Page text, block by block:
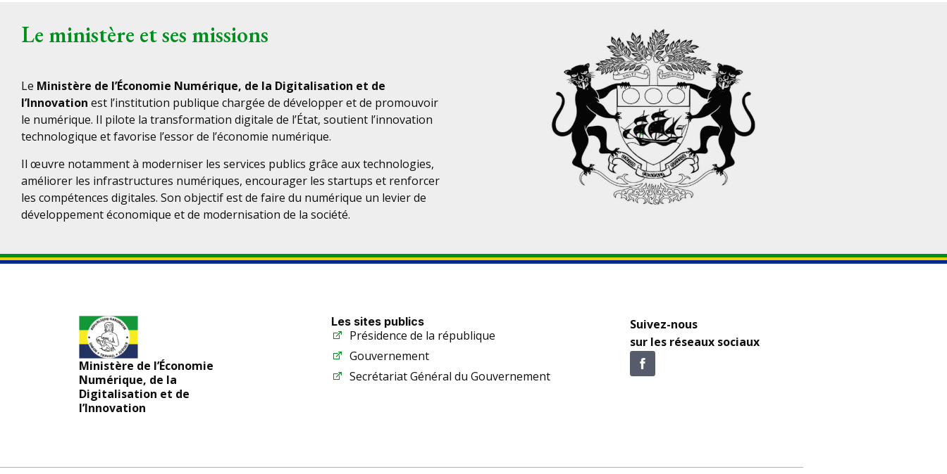
Le ministère et ses missions
Le Ministère de l’Économie Numérique, de la Digitalisation et de
l’Innovation est l’institution publique chargée de développer et de promouvoir
le numérique. Il pilote la transformation digitale de l’État, soutient l’innovation
technologique et favorise l’essor de l’économie numérique.
Il œuvre notamment à moderniser les services publics grâce aux technologies,
améliorer les infrastructures numériques, encourager les startups et renforcer
les compétences digitales. Son objectif est de faire du numérique un levier de
développement économique et de modernisation de la société.
Ministère de l’Économie
Numérique, de la
Digitalisation et de
l’Innovation
Les sites publics
Présidence de la république
Gouvernement
Secrétariat Général du Gouvernement
Suivez-nous
sur les réseaux sociaux